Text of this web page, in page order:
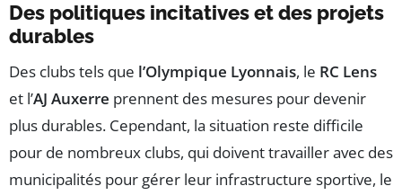
Des politiques incitatives et des projets
durables
Des clubs tels que l’Olympique Lyonnais, le RC Lens
et l’AJ Auxerre prennent des mesures pour devenir
plus durables. Cependant, la situation reste difficile
pour de nombreux clubs, qui doivent travailler avec des
municipalités pour gérer leur infrastructure sportive, le